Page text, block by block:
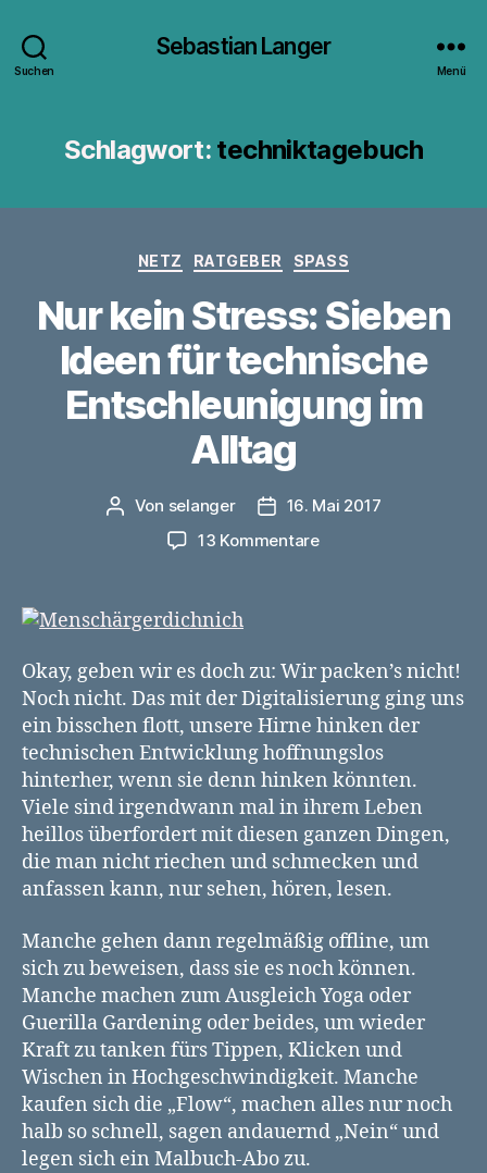
Suchen
Sebastian Langer
Menü
Schlagwort: techniktagebuch
Kategorien
NETZ RATGEBER SPASS
Nur kein Stress: Sieben
Ideen für technische
Entschleunigung im
Alltag
Beitragsautor
Von selanger Veröffentlichungsdatum
16. Mai 2017
13 Kommentarezu
Ideen
für
technische
Entschleunigung
im
Alltag
Okay, geben wir es doch zu: Wir packen’s nicht!
Noch nicht. Das mit der Digitalisierung ging uns
ein bisschen flott, unsere Hirne hinken der
technischen Entwicklung hoffnungslos
hinterher, wenn sie denn hinken könnten.
Viele sind irgendwann mal in ihrem Leben
heillos überfordert mit diesen ganzen Dingen,
die man nicht riechen und schmecken und
anfassen kann, nur sehen, hören, lesen.
Manche gehen dann regelmäßig offline, um
sich zu beweisen, dass sie es noch können.
Manche machen zum Ausgleich Yoga oder
Guerilla Gardening oder beides, um wieder
Kraft zu tanken fürs Tippen, Klicken und
Wischen in Hochgeschwindigkeit. Manche
kaufen sich die „Flow“, machen alles nur noch
halb so schnell, sagen andauernd „Nein“ und
legen sich ein Malbuch-Abo zu.